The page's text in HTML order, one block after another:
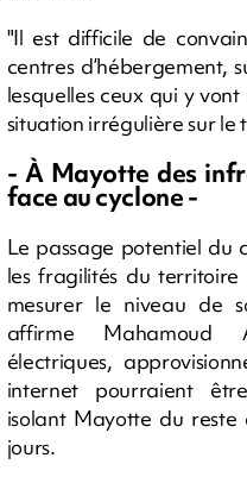
"Il est difficile de
centres d’hébergement,
lesquelles ceux qui y
situation irrégulière sur
- À Mayotte des
face au cyclone -
Le passage potentiel du
les fragilités du territoire
mesurer le niveau de
affirme Mahamoud
électriques,
internet pourraient
isolant Mayotte du
jours.